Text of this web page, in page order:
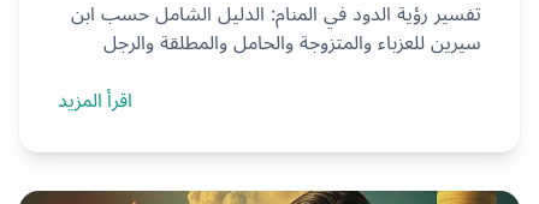
تفسير رؤية الدود في المنام: الدليل الشامل حسب ابن
سيرين للعزباء والمتزوجة والحامل والمطلقة والرجل
اقرأ المزيد